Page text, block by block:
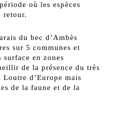
où les espèces
retour.
du bec d’Ambès
sur 5 communes et
surface en zones
de la présence du très
d’Europe mais
de la faune et de la